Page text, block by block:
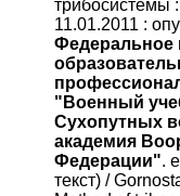
трибосистемы
11.01.2011 :
Федеральное
"Военный
Сухопутных
академия
Федерации".
текст) /